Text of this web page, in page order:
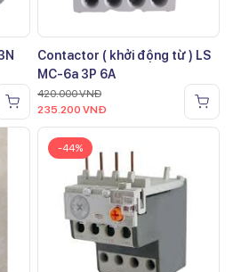
Contactor ( khởi động từ ) LS
MC-6a 3P 6A
420.000VNĐ
235.200 VNĐ
-44%